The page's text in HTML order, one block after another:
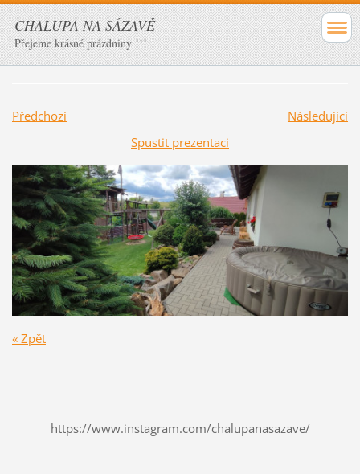
CHALUPA NA SÁZAVĚ
Přejeme krásné prázdniny !!!
Předchozí
Následující
Spustit prezentaci
« Zpět
https://www.instagram.com/chalupanasazave/